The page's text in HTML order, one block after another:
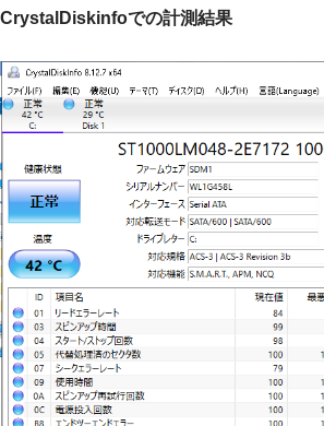
CrystalDiskinfoでの計測結果